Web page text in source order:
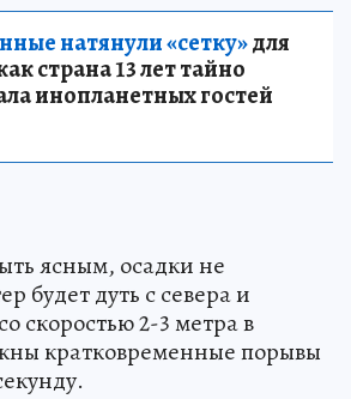
натянули «сетку»для
страна 13 лет тайно
инопланетных гостей
ясным, осадки не
будет дуть с севера и
скоростью 2-3 метра в
кратковременные порывы